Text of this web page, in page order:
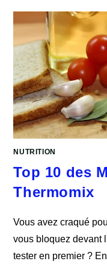
NUTRITION
Top 10 des
Thermomix
Vous avez craqué
vous bloquez devant
tester en premier ?